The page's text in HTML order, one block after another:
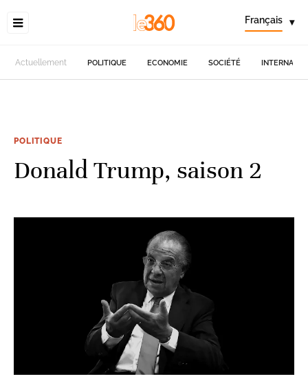
Français ▾
Actuellement POLITIQUE ECONOMIE SOCIÉTÉ
POLITIQUE
Donald Trump, saison 2